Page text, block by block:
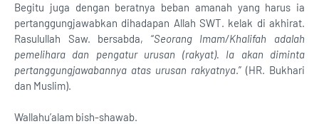
Begitu juga dengan beratnya beban amanah yang harus ia
pertanggungjawabkan dihadapan Allah SWT. kelak di akhirat.
Rasulullah Saw. bersabda, “Seorang Imam/Khalifah adalah
pemelihara dan pengatur urusan (rakyat). Ia akan diminta
pertanggungjawabannya atas urusan rakyatnya.” (HR. Bukhari
dan Muslim).
Wallahu’alam bish-shawab.